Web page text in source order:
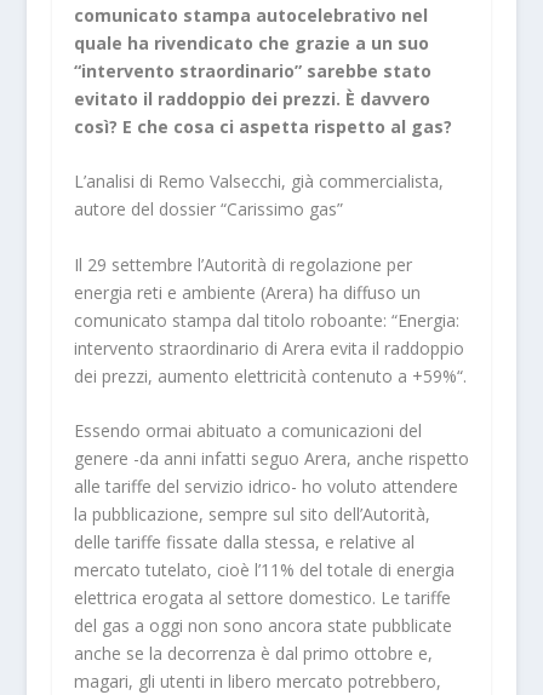
comunicato stampa autocelebrativo nel
quale ha rivendicato che grazie a un suo
“intervento straordinario” sarebbe stato
evitato il raddoppio dei prezzi. È davvero
così? E che cosa ci aspetta rispetto al gas?
L’analisi di Remo Valsecchi, già commercialista,
autore del dossier “Carissimo gas”
Il 29 settembre l’Autorità di regolazione per
energia reti e ambiente (Arera) ha diffuso un
comunicato stampa dal titolo roboante: “Energia:
intervento straordinario di Arera evita il raddoppio
dei prezzi, aumento elettricità contenuto a +59%“.
Essendo ormai abituato a comunicazioni del
genere -da anni infatti seguo Arera, anche rispetto
alle tariffe del servizio idrico- ho voluto attendere
la pubblicazione, sempre sul sito dell’Autorità,
delle tariffe fissate dalla stessa, e relative al
mercato tutelato, cioè l’11% del totale di energia
elettrica erogata al settore domestico. Le tariffe
del gas a oggi non sono ancora state pubblicate
anche se la decorrenza è dal primo ottobre e,
magari, gli utenti in libero mercato potrebbero,